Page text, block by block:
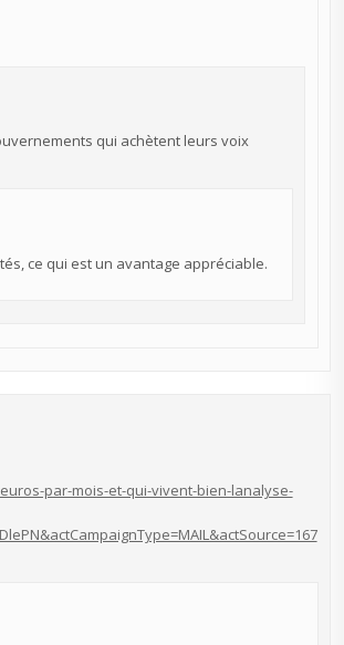
qui achètent leurs voix
ce qui est un avantage appréciable.
par-mois-et-qui-vivent-bien-lanalyse-